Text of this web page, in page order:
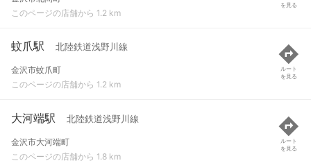
このページの店舗から 1.2 km
を見る
蚊爪駅 北陸鉄道浅野川線
金沢市蚊爪町
このページの店舗から 1.2 km
ルート
を見る
大河端駅 北陸鉄道浅野川線
金沢市大河端町
このページの店舗から 1.8 km
ルート
を見る